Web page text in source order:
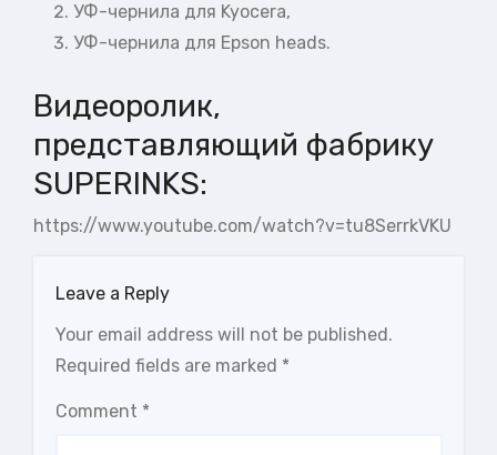
УФ-чернила для Kyocera,
УФ-чернила для Epson heads.
Видеоролик,
представляющий фабрику
SUPERINKS:
https://www.youtube.com/watch?v=tu8SerrkVKU
Leave a Reply
Your email address will not be published.
Required fields are marked *
Comment *